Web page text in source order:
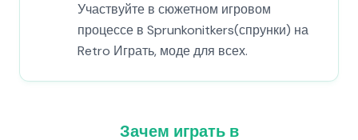
Участвуйте в сюжетном игровом
процессе в Sprunkonitkers(спрунки) на
Retro Играть, моде для всех.
Зачем играть в